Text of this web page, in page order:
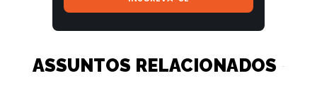
ASSUNTOS RELACIONADOS